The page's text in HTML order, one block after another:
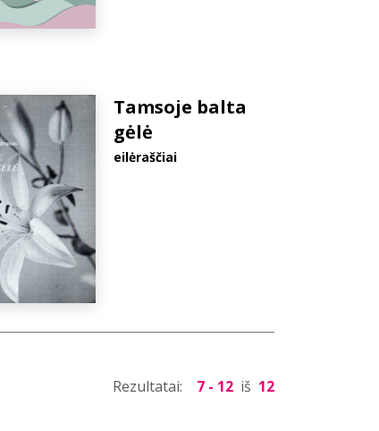
Tamsoje balta
gėlė
eilėraščiai
Rezultatai: 7 - 12 iš 12